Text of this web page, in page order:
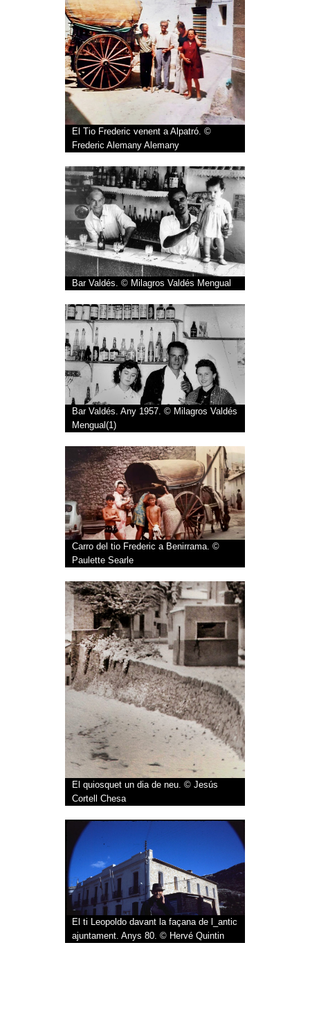
El Tio Frederic venent a Alpatró. ©
Frederic Alemany Alemany
Bar Valdés. © Milagros Valdés Mengual
Bar Valdés. Any 1957. © Milagros Valdés
Mengual(1)
Carro del tio Frederic a Benirrama. ©
Paulette Searle
El quiosquet un dia de neu. © Jesús
Cortell Chesa
El ti Leopoldo davant la façana de l_antic
ajuntament. Anys 80. © Hervé Quintin